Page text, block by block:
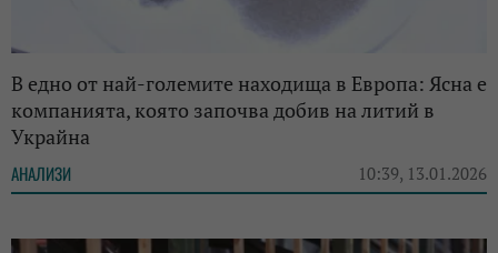
В едно от най-големите находища в Европа: Ясна е
компанията, която започва добив на литий в
Украйна
АНАЛИЗИ 10:39, 13.01.2026